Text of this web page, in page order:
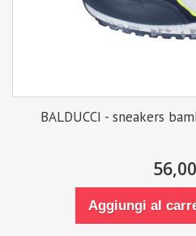
BALDUCCI - sneakers
Aggiungi al